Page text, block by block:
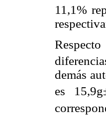
11,1%
demás
es